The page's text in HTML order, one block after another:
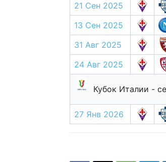
21 Сен 2025
13 Сен 2025
31 Авг 2025
24 Авг 2025
Кубок Италии -
27 Янв 2026